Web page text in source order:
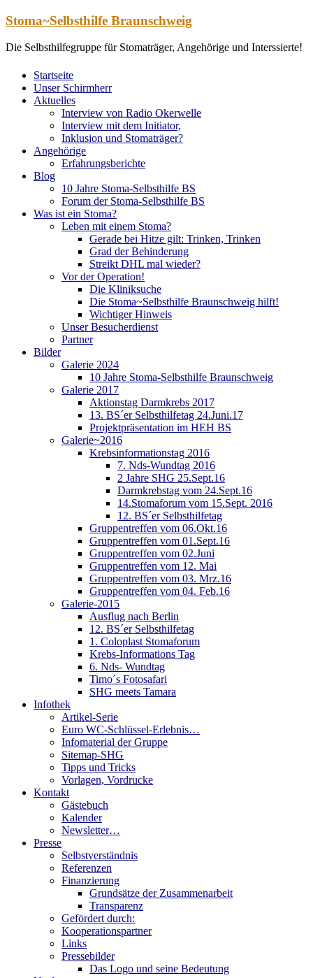
Zum
springen
Stoma~Selbsthilfe Braunschweig
Die Selbsthilfegruppe für Stomaträger, Angehörige und Interssierte!
Startseite
Unser Schirmherr
Aktuelles
Interview von Radio Okerwelle
Interview mit dem Initiator,
Inklusion und Stomaträger?
Angehörige
Erfahrungsberichte
Blog
10 Jahre Stoma-Selbsthilfe BS
Forum der Stoma-Selbsthilfe BS
Was ist ein Stoma?
Leben mit einem Stoma?
Gerade bei Hitze gilt: Trinken, Trinken
Grad der Behinderung
Streikt DHL mal wieder?
Vor der Operation!
Die Kliniksuche
Die Stoma~Selbsthilfe Braunschweig hilft!
Wichtiger Hinweis
Unser Besucherdienst
Partner
Bilder
Galerie 2024
10 Jahre Stoma-Selbsthilfe Braunschweig
Galerie 2017
Aktionstag Darmkrebs 2017
13. BS´er Selbsthilfetag 24.Juni.17
Projektpräsentation im HEH BS
Galerie~2016
Krebsinformationstag 2016
7. Nds-Wundtag 2016
2 Jahre SHG 25.Sept.16
Darmkrebstag vom 24.Sept.16
14.Stomaforum vom 15.Sept. 2016
12. BS´er Selbsthilfetag
Gruppentreffen vom 06.Okt.16
Gruppentreffen vom 01.Sept.16
Gruppentreffen vom 02.Juni
Gruppentreffen vom 12. Mai
Gruppentreffen vom 03. Mrz.16
Gruppentreffen vom 04. Feb.16
Galerie-2015
Ausflug nach Berlin
12. BS´er Selbsthilfetag
1. Coloplast Stomaforum
Krebs-Informations Tag
6. Nds- Wundtag
Timo´s Fotosafari
SHG meets Tamara
Infothek
Artikel-Serie
Euro WC-Schlüssel-Erlebnis…
Infomaterial der Gruppe
Sitemap-SHG
Tipps und Tricks
Vorlagen, Vordrucke
Kontakt
Gästebuch
Kalender
Newsletter…
Presse
Selbstverständnis
Referenzen
Finanzierung
Grundsätze der Zusammenarbeit
Transparenz
Gefördert durch:
Kooperationspartner
Links
Pressebilder
Das Logo und seine Bedeutung